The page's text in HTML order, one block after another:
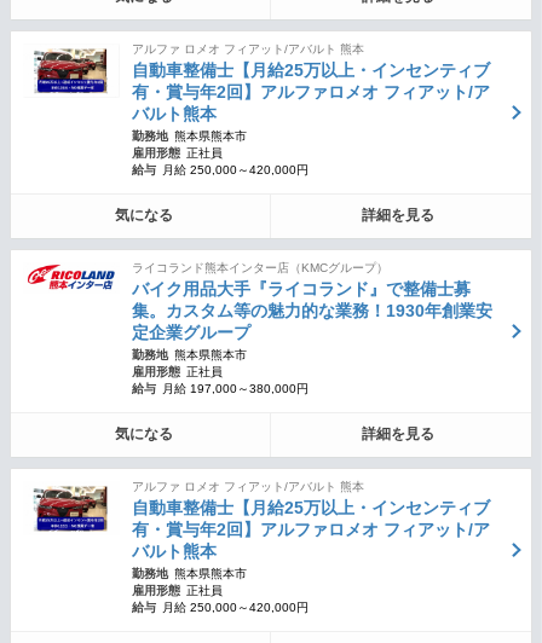
アルファ ロメオ フィアット/アバルト 熊本
自動車整備士【月給25万以上・インセンティブ
有・賞与年2回】アルファロメオ フィアット/ア
バルト熊本
勤務地 熊本県熊本市
雇用形態 正社員
給与
月給 250,000～420,000円
気になる 詳細を見る
ライコランド熊本インター店（KMCグループ）
バイク用品大手『ライコランド』で整備士募
集。カスタム等の魅力的な業務！1930年創業安
定企業グループ
勤務地 熊本県熊本市
雇用形態 正社員
給与
月給 197,000～380,000円
気になる 詳細を見る
アルファ ロメオ フィアット/アバルト 熊本
自動車整備士【月給25万以上・インセンティブ
有・賞与年2回】アルファロメオ フィアット/ア
バルト熊本
勤務地 熊本県熊本市
雇用形態 正社員
給与
月給 250,000～420,000円